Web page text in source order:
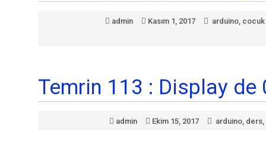
admin Kasım 1, 2017 arduino, cocuk
Temrin 113 : Display de
admin Ekim 15, 2017 arduino, ders,